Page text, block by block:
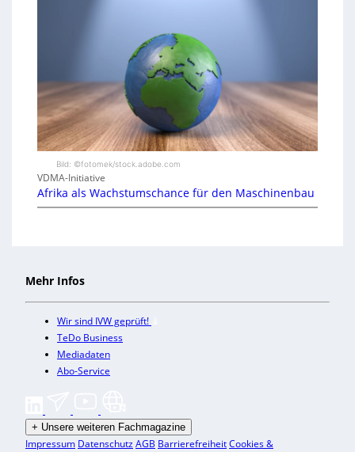
Bild: ©fotomek/stock.adobe.com
VDMA-Initiative
Afrika als Wachstumschance für den Maschinenbau
Mehr Infos
Wir sind IVW geprüft!
TeDo Business
Mediadaten
Abo-Service
+ Unsere weiteren Fachmagazine
Impressum DatenschutzAGB BarrierefreiheitCookies &